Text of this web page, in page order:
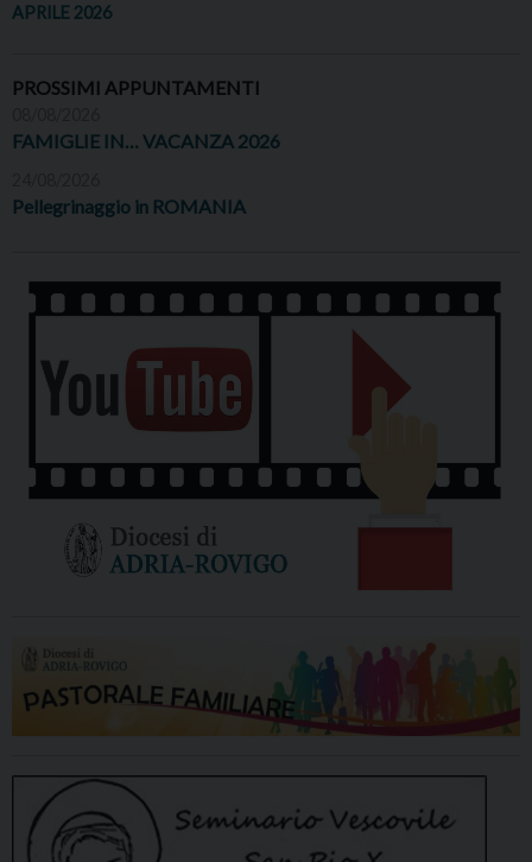
APRILE 2026
PROSSIMI APPUNTAMENTI
FAMIGLIE IN… VACANZA 2026
Pellegrinaggio in ROMANIA